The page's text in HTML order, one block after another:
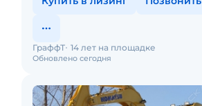
Обновлено сегодня
ГраффТ 14 лет на площадке